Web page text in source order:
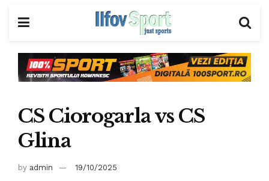
CS Ciorogarla vs CS
Glina
by admin 19/10/2025